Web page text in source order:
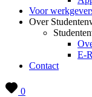
Voor
Over
E-
Contact
0